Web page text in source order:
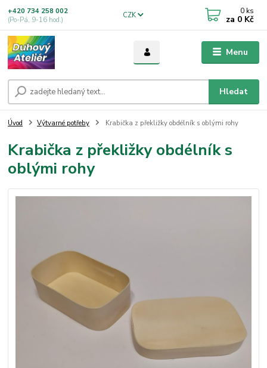
Menu
CZK
Hledat
+420 734 258 002
(Po-Pá, 9-16 hod.)
0 ks
za 0 Kč
Úvod Výtvarné potřeby Krabička z překližky obdélník s oblými rohy
Krabička z překližky obdélník s
oblými rohy